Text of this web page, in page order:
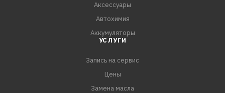
Аксессуары
Автохимия
Аккумуляторы
УСЛУГИ
Запись на сервис
Цены
Замена масла